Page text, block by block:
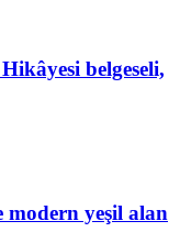
belgeseli,
modern yeşil alan